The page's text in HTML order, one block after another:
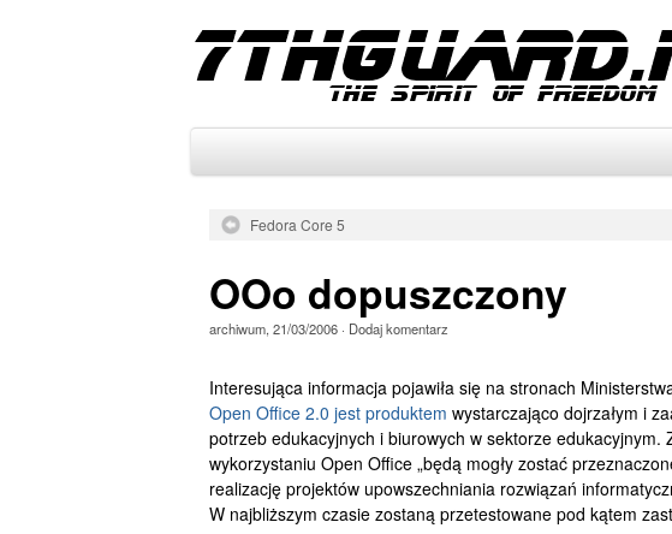
Fedora Core 5
OOo dopuszczony
archiwum,21/03/2006 · Dodaj komentarz
Interesująca informacja pojawiła się na stronach
Open Office 2.0 jest produktem wystarczająco dojrzałym i
potrzeb edukacyjnych i biurowych w sektorze
wykorzystaniu Open Office „będą mogły zostać
realizację projektów upowszechniania rozwiązań
W najbliższym czasie zostaną przetestowane pod kątem